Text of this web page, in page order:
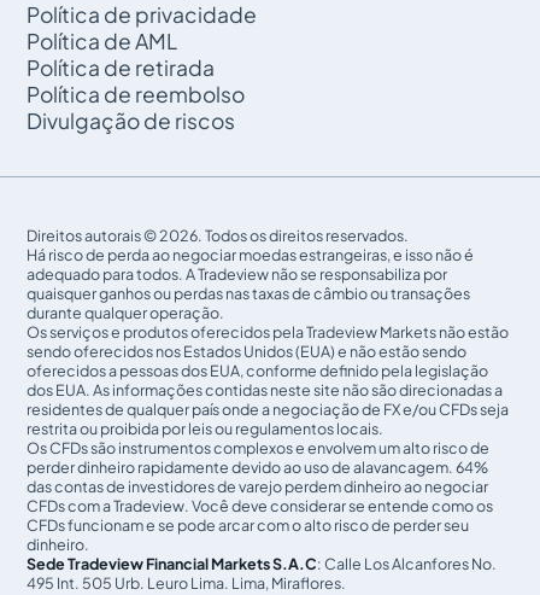
Política de privacidade
Política de AML
Política de retirada
Política de reembolso
Divulgação de riscos
Direitos autorais © 2026. Todos os direitos reservados.
Há risco de perda ao negociar moedas estrangeiras, e isso não é
adequado para todos. A Tradeview não se responsabiliza por
quaisquer ganhos ou perdas nas taxas de câmbio ou transações
durante qualquer operação.
Os serviços e produtos oferecidos pela Tradeview Markets não estão
sendo oferecidos nos Estados Unidos (EUA) e não estão sendo
oferecidos a pessoas dos EUA, conforme definido pela legislação
dos EUA. As informações contidas neste site não são direcionadas a
residentes de qualquer país onde a negociação de FX e/ou CFDs seja
restrita ou proibida por leis ou regulamentos locais.
Os CFDs são instrumentos complexos e envolvem um alto risco de
perder dinheiro rapidamente devido ao uso de alavancagem. 64%
das contas de investidores de varejo perdem dinheiro ao negociar
CFDs com a Tradeview. Você deve considerar se entende como os
CFDs funcionam e se pode arcar com o alto risco de perder seu
dinheiro.
Sede Tradeview Financial Markets S.A.C: Calle Los Alcanfores No.
495 Int. 505 Urb. Leuro Lima. Lima, Miraflores.